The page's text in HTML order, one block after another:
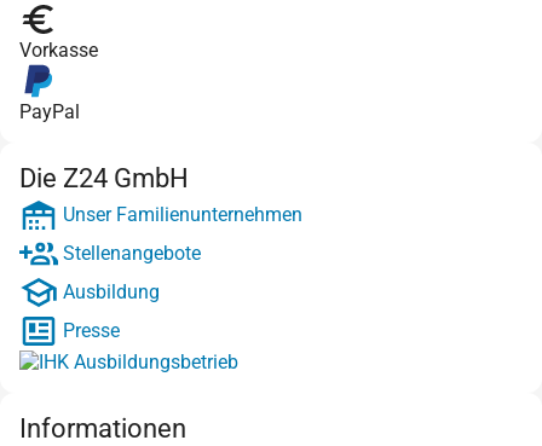
Vorkasse
PayPal
Die Z24 GmbH
Unser Familienunternehmen
Stellenangebote
Ausbildung
Presse
Informationen